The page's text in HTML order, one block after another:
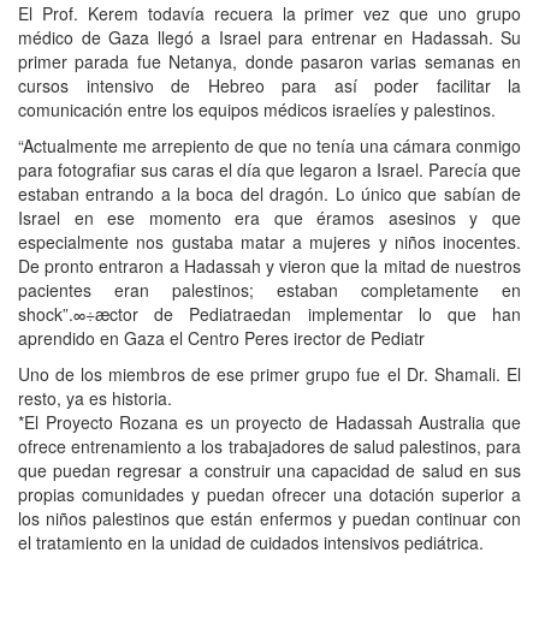
El Prof. Kerem todavía recuera la primer vez que uno grupo
médico de Gaza llegó a Israel para entrenar en Hadassah. Su
primer parada fue Netanya, donde pasaron varias semanas en
cursos intensivo de Hebreo para así poder facilitar la
comunicación entre los equipos médicos israelíes y palestinos.
“Actualmente me arrepiento de que no tenía una cámara conmigo
para fotografiar sus caras el día que legaron a Israel. Parecía que
estaban entrando a la boca del dragón. Lo único que sabían de
Israel en ese momento era que éramos asesinos y que
especialmente nos gustaba matar a mujeres y niños inocentes.
De pronto entraron a Hadassah y vieron que la mitad de nuestros
pacientes eran palestinos; estaban completamente en
shock”.∞÷æctor de Pediatraedan implementar lo que han
aprendido en Gaza el Centro Peres irector de Pediatr
Uno de los miembros de ese primer grupo fue el Dr. Shamali. El
resto, ya es historia.
*El Proyecto Rozana es un proyecto de Hadassah Australia que
ofrece entrenamiento a los trabajadores de salud palestinos, para
que puedan regresar a construir una capacidad de salud en sus
propias comunidades y puedan ofrecer una dotación superior a
los niños palestinos que están enfermos y puedan continuar con
el tratamiento en la unidad de cuidados intensivos pediátrica.